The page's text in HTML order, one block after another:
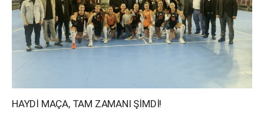
HAYDİ MAÇA, TAM ZAMANI ŞİMDİ!